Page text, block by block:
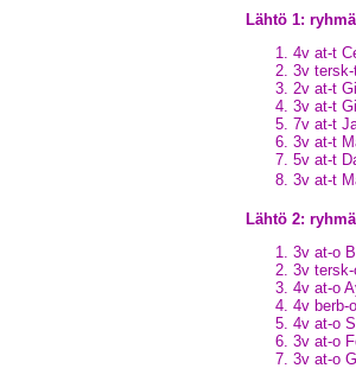
Lähtö 1:
4v at-t
3v
2v at-t
3v at-t
7v at-t
3v at-t
5v at-t
3v at-t
Lähtö 2:
3v at-o
3v
4v at-o
4v berb-
4v at-o
3v at-o
3v at-o